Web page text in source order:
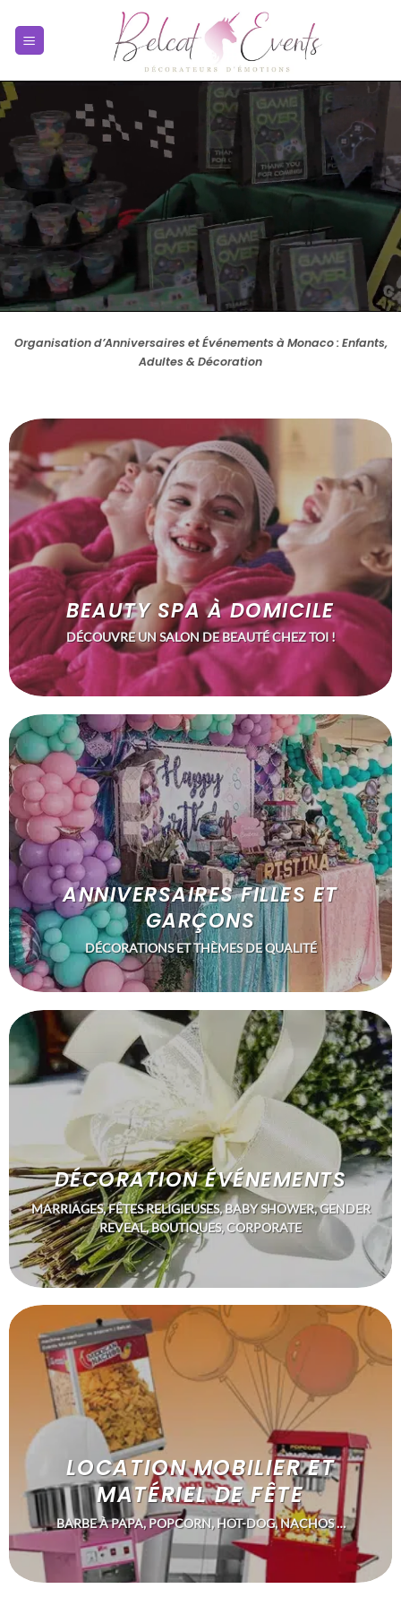
contenu
Organisation d’Anniversaires et Événements à Monaco : Enfants,
Adultes & Décoration
BEAUTY SPA À DOMICILE
DÉCOUVRE UN SALON DE BEAUTÉ CHEZ TOI !
ANNIVERSAIRES FILLES ET
GARÇONS
DÉCORATIONS ET THÈMES DE QUALITÉ
DÉCORATION ÉVÉNEMENTS
MARRIAGES, FÊTES RELIGIEUSES, BABY SHOWER, GENDER
REVEAL, BOUTIQUES, CORPORATE
LOCATION MOBILIER ET
MATÉRIEL DE FÊTE
BARBE À PAPA, POPCORN, HOT-DOG, NACHOS …